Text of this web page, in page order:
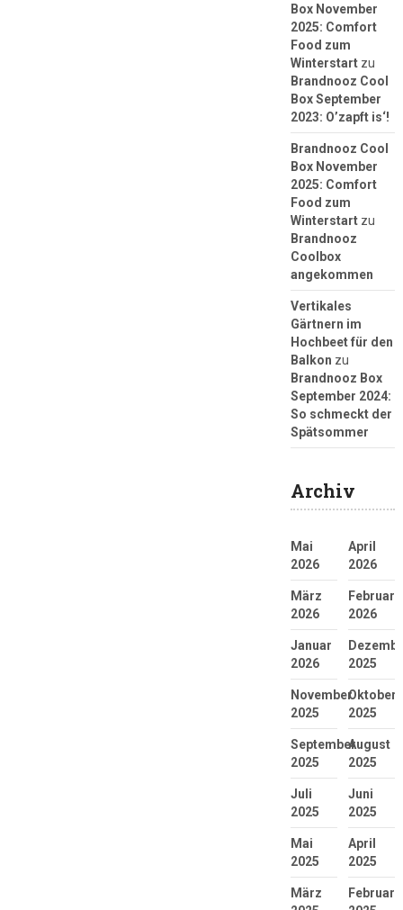
Box November
2025: Comfort
Food zum
Winterstartzu
Brandnooz Cool
Box September
2023: O’zapft is‘!
Brandnooz Cool
Box November
2025: Comfort
Food zum
Winterstartzu
Brandnooz
Coolbox
angekommen
Vertikales
Gärtnern im
Hochbeet für den
Balkon zu
Brandnooz Box
September 2024:
So schmeckt der
Spätsommer
Archiv
Mai
2026
April
2026
März
2026
Februar
2026
Januar
2026
2025
November
2025
Oktober
2025
September
2025
August
2025
Juli
2025
Juni
2025
Mai
2025
April
2025
März
Februar